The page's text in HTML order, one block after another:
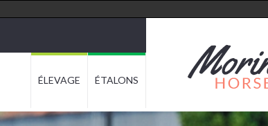
ÉLEVAGE ÉTALONS